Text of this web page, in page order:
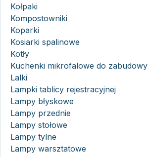
Kołpaki
Kompostowniki
Koparki
Kosiarki spalinowe
Kotły
Kuchenki mikrofalowe do zabudowy
Lalki
Lampki tablicy rejestracyjnej
Lampy błyskowe
Lampy przednie
Lampy stołowe
Lampy tylne
Lampy warsztatowe